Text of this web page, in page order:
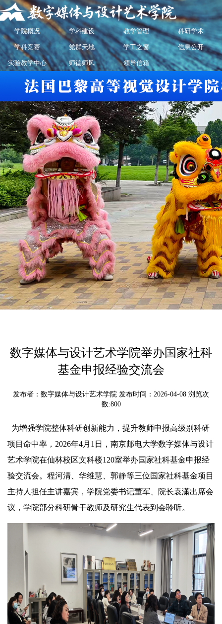
学院概况 学科建设 教学管理 科研学术
学科竞赛 党群天地 学工之窗 信息公开
实验教学中心 师德师风 领导信箱
数字媒体与设计艺术学院举办国家社科
基金申报经验交流会
发布者：数字媒体与设计艺术学院 发布时间：2026-04-08 浏览次
数:800
为增强学院整体科研创新能力，提升教师申报高级别科研
项目命中率，2026年4月1日，南京邮电大学数字媒体与设计
艺术学院在仙林校区文科楼120室举办国家社科基金申报经
验交流会。程河清、华维慧、郭静等三位国家社科基金项目
主持人担任主讲嘉宾，学院党委书记董军、院长袁潇出席会
议，学院部分科研骨干教师及研究生代表到会聆听。